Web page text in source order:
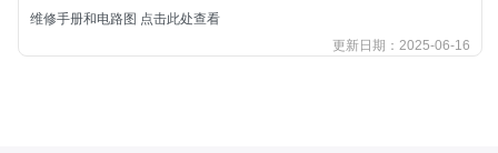
维修手册和电路图 点击此处查看
更新日期：2025-06-16